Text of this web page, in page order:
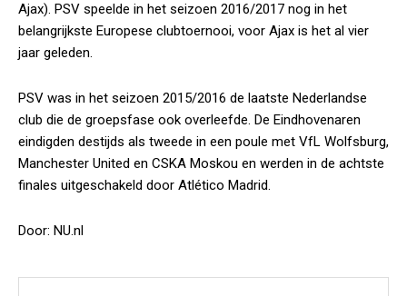
Ajax). PSV speelde in het seizoen 2016/2017 nog in het
belangrijkste Europese clubtoernooi, voor Ajax is het al vier
jaar geleden.
PSV was in het seizoen 2015/2016 de laatste Nederlandse
club die de groepsfase ook overleefde. De Eindhovenaren
eindigden destijds als tweede in een poule met VfL Wolfsburg,
Manchester United en CSKA Moskou en werden in de achtste
finales uitgeschakeld door Atlético Madrid.
Door: NU.nl